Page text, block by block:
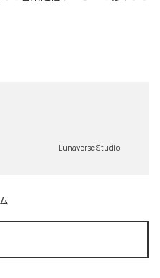
Lunaverse Studio